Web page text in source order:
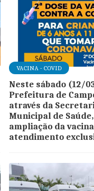
VACINA - COVID
Neste sábado (12/
Prefeitura de
através da
Municipal de
ampliação da
atendimento